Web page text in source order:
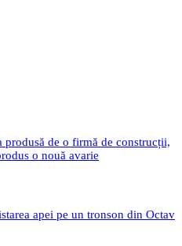
de o firmă de construcții,
o nouă avarie
apei pe un tronson din Octav